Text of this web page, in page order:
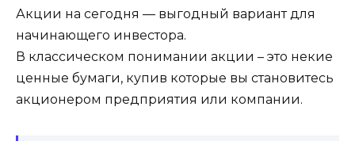
Акции на сегодня — выгодный вариант для
начинающего инвестора.
В классическом понимании акции – это некие
ценные бумаги, купив которые вы становитесь
акционером предприятия или компании.